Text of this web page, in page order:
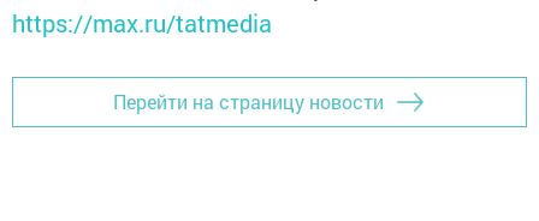
https://max.ru/tatmedia
Перейти на страницу новости